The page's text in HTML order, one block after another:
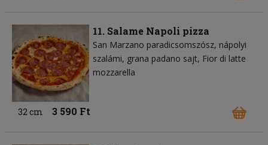
11. Salame Napoli pizza
San Marzano paradicsomszósz nápolyi
szalámi grana padano sajt Fior di latte
mozzarella
32 cm 3 590 Ft